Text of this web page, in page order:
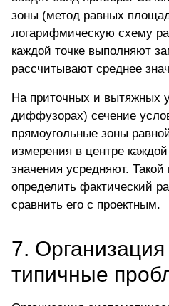
зоны (метод равных
логарифмическую схему
каждой точке выполняют
рассчитывают среднее
На приточных и вытяжных
диффузорах) сечение
прямоугольные зоны
измерения в центре
значения усредняют. Такой
определить фактический
сравнить его с проектным.
7.
типичные